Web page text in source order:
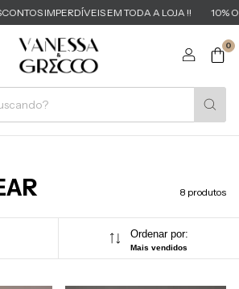
IMPERDÍVEIS EM TODA A LOJA !! 10%
0
8 produtos
Ordenar por:
Mais vendidos